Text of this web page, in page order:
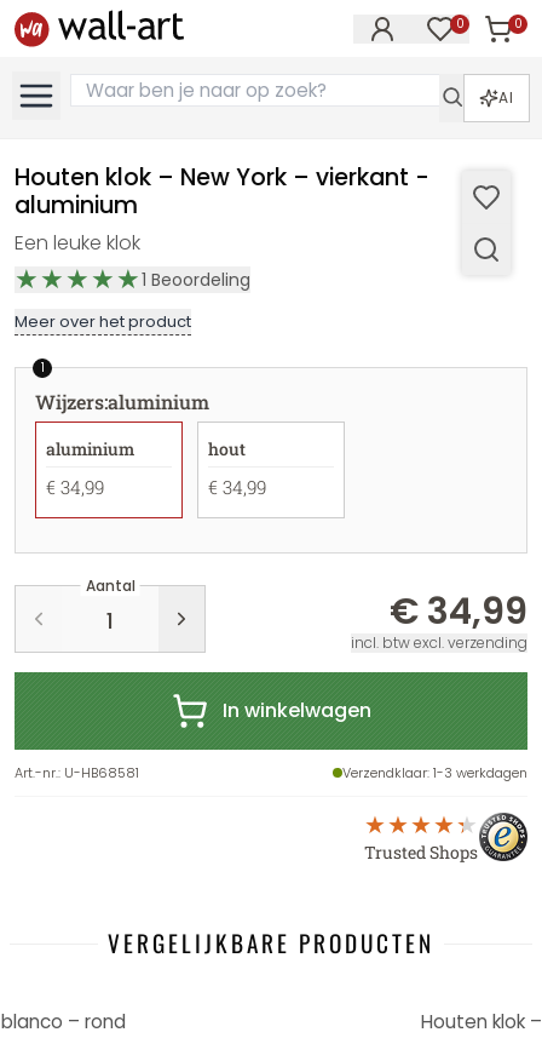
0 0
AI
Houten klok – New York – vierkant -
aluminium
Een leuke klok
1 Beoordeling
Meer over het product
1
Wijzers:aluminium
aluminium
€ 34,99
hout
€ 34,99
Aantal
€ 34,99
incl. btw excl. verzending
In winkelwagen
Art.-nr.: U-HB68581 Verzendklaar: 1-3 werkdagen
Trusted Shops
VERGELIJKBARE PRODUCTEN
– rond
Houten klok